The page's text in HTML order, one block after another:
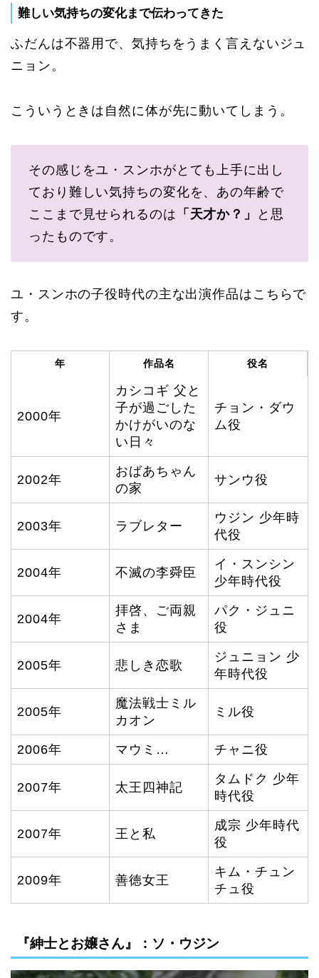
難しい気持ちの変化まで伝わってきた
ふだんは不器用で、気持ちをうまく言えないジュ
ニョン。
こういうときは自然に体が先に動いてしまう。
その感じをユ・スンホがとても上手に出し
ており難しい気持ちの変化を、あの年齢で
ここまで見せられるのは 「天才か？」
と思
ったものです。
ユ・スンホの子役時代の主な出演作品はこちらで
す。
年 作品名 役名
2000年
カシコギ 父と
子が過ごした
かけがいのな
い日々
チョン・ダウ
ム役
2002年
おばあちゃん
の家
サンウ役
2003年 ラブレター
ウジン 少年時
代役
2004年 不滅の李舜臣
イ・スンシン
少年時代役
2004年
拝啓、ご両親
さま
パク・ジュニ
役
2005年 悲しき恋歌
ジュニョン 少
年時代役
2005年
魔法戦士ミル
カオン
ミル役
2006年 マウミ… チャニ役
2007年 太王四神記
タムドク 少年
時代役
2007年 王と私
成宗 少年時代
役
2009年 善徳女王
キム・チュン
チュ役
『紳士とお嬢さん』：ソ・ウジン